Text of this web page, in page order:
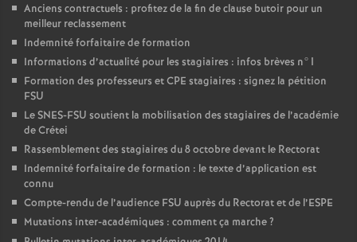
Anciens contractuels : profitez de la fin de clause butoir pour un
meilleur reclassement
Indemnité forfaitaire de formation
Informations d’actualité pour les stagiaires : infos brèves n°1
Formation des professeurs etCPE stagiaires : signez la pétition
FSU
LeSNES-FSU soutient la mobilisation des stagiaires de l’académie
de Crétei
Rassemblement des stagiaires du 8 octobre devant le Rectorat
Indemnité forfaitaire de formation : le texte d’application est
connu
Compte-rendu de l’audience FSU auprès du Rectorat et de l’ESPE
Mutations inter-académiques : comment ça marche?